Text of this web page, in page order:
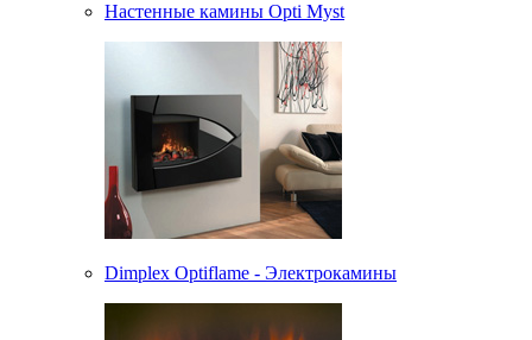
Настенные камины Opti Myst
Dimplex Optiflame - Электрокамины